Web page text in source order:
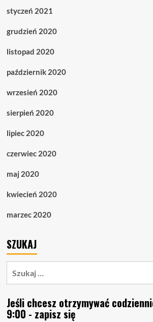
styczeń 2021
grudzień 2020
listopad 2020
październik 2020
wrzesień 2020
sierpień 2020
lipiec 2020
czerwiec 2020
maj 2020
kwiecień 2020
marzec 2020
SZUKAJ
Jeśli chcesz otrzymywać
9:00 - zapisz się